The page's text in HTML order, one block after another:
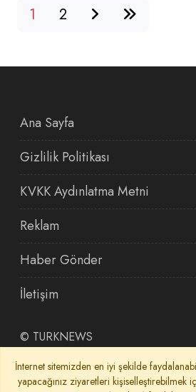
1 2
Ana Sayfa
Gizlilik Politikası
KVKK Aydınlatma Metni
Reklam
Haber Gönder
İletişim
© TURKNEWS
İnternet sitemizden en iyi şekilde
yapacağınız ziyaretleri kişiselleştirebilmek